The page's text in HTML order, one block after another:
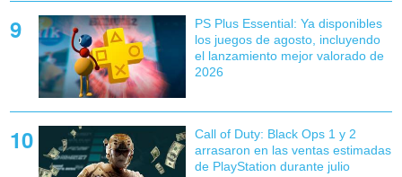
PS Plus Essential: Ya disponibles
los juegos de agosto, incluyendo
el lanzamiento mejor valorado de
2026
Call of Duty: Black Ops 1 y 2
arrasaron en las ventas estimadas
de PlayStation durante julio